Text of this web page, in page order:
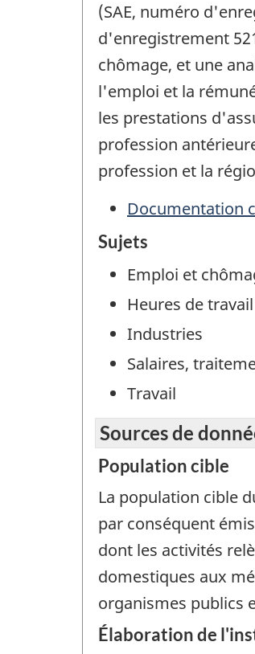
(SAE, numéro
d'enregistrement
chômage, et une
l'emploi et la
les prestations
profession
profession et la
Documentation
Sujets
Emploi et
Heures de
Industries
Salaires,
Travail
Sources de
Population cible
La population cible
par conséquent
dont les activités
domestiques aux
organismes publics
Élaboration de